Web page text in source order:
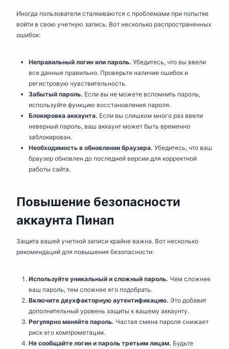
Иногда пользователи сталкиваются с проблемами при попытке
войти в свою учетную запись. Вот несколько распространенных
ошибок:
Неправильный логин или пароль. Убедитесь, что вы ввели
все данные правильно. Проверьте наличие ошибок и
регистровую чувствительность.
Забытый пароль. Если вы не можете вспомнить пароль,
используйте функцию восстановления пароля.
Блокировка аккаунта. Если вы слишком много раз ввели
неверный пароль, ваш аккаунт может быть временно
заблокирован.
Необходимость в обновлении браузера. Убедитесь, что ваш
браузер обновлен до последней версии для корректной
работы сайта.
Повышение безопасности
аккаунта Пинап
Защита вашей учетной записи крайне важна. Вот несколько
рекомендаций для повышения безопасности:
Используйте уникальный и сложный пароль. Чем сложнее
ваш пароль, тем сложнее его подобрать.
Включите двухфакторную аутентификацию. Это добавит
дополнительный уровень защиты к вашему аккаунту.
Регулярно меняйте пароль. Частая смена пароля снижает
риск его компрометации.
Не сообщайте логин и пароль третьим лицам. Будьте